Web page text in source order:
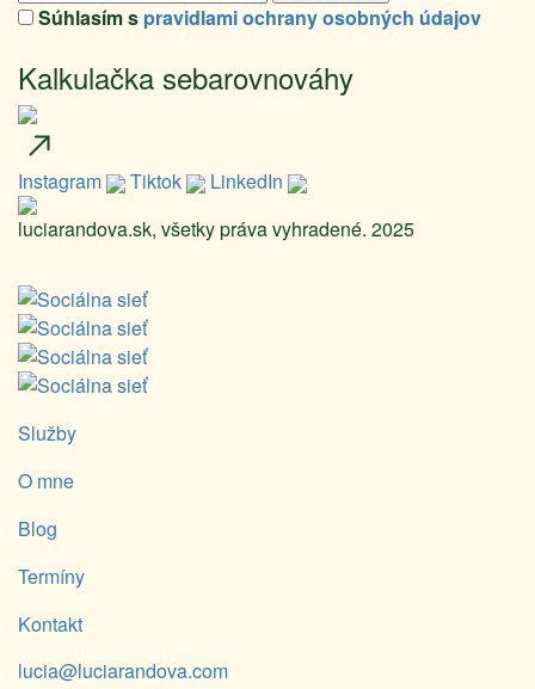
Súhlasím s pravidlami ochrany osobných údajov
Kalkulačka sebarovnováhy
Instagram Tiktok
LinkedIn
luciarandova.sk, všetky práva vyhradené. 2025
Služby
O mne
Blog
Termíny
Kontakt
lucia@luciarandova.com